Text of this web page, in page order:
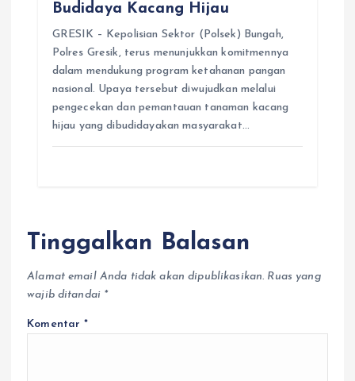
Budidaya Kacang Hijau
GRESIK – Kepolisian Sektor (Polsek) Bungah,
Polres Gresik, terus menunjukkan komitmennya
dalam mendukung program ketahanan pangan
nasional. Upaya tersebut diwujudkan melalui
pengecekan dan pemantauan tanaman kacang
hijau yang dibudidayakan masyarakat…
Tinggalkan Balasan
Alamat email Anda tidak akan dipublikasikan. Ruas yang
wajib ditandai *
Komentar*